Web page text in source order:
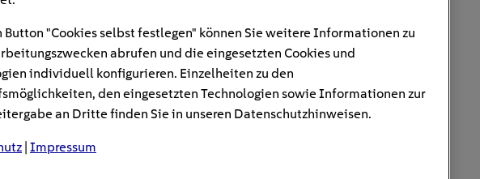
Button "Cookies selbst festlegen" können Sie weitere Informationen zu
abrufen und die eingesetzten Cookies und
individuell konfigurieren. Einzelheiten zu den
den eingesetzten Technologien sowie Informationen zur
an Dritte finden Sie in unseren Datenschutzhinweisen.
| Impressum